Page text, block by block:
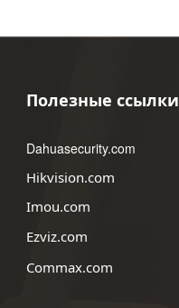
Полезные ссылки
Dahuasecurity.com
Hikvision.com
Imou.com
Ezviz.com
Commax.com